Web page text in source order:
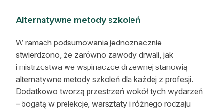
Alternatywne metody szkoleń
W ramach podsumowania jednoznacznie
stwierdzono, że zarówno zawody drwali, jak
i mistrzostwa we wspinaczce drzewnej stanowią
alternatywne metody szkoleń dla każdej z profesji.
Dodatkowo tworzą przestrzeń wokół tych wydarzeń
– bogatą w prelekcje, warsztaty i różnego rodzaju